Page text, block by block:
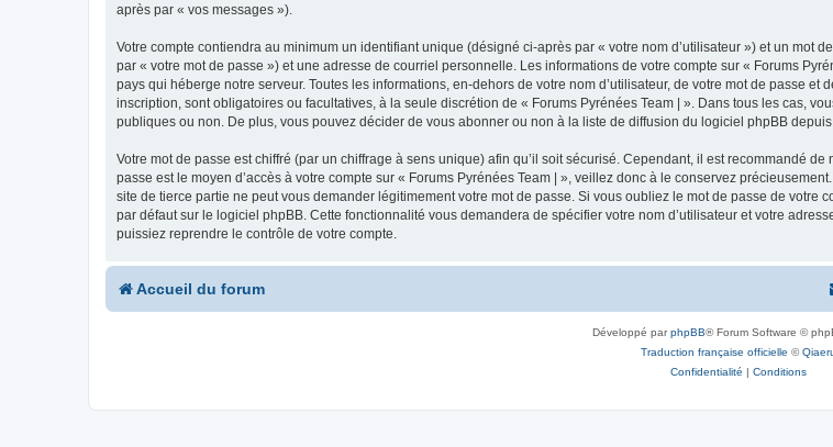
après par « vos messages »).
Votre compte contiendra au minimum un identifiant unique (désigné ci-après par « votre nom d’utilisateur ») et un mot
par « votre mot de passe ») et une adresse de courriel personnelle. Les informations de votre compte sur « Forums
pays qui héberge notre serveur. Toutes les informations, en-dehors de votre nom d’utilisateur, de votre mot de passe
inscription, sont obligatoires ou facultatives, à la seule discrétion de « Forums Pyrénées Team | ». Dans tous les cas,
publiques ou non. De plus, vous pouvez décider de vous abonner ou non à la liste de diffusion du logiciel phpBB
Votre mot de passe est chiffré (par un chiffrage à sens unique) afin qu’il soit sécurisé. Cependant, il est recommandé
passe est le moyen d’accès à votre compte sur « Forums Pyrénées Team | », veillez donc à le conservez
site de tierce partie ne peut vous demander légitimement votre mot de passe. Si vous oubliez le mot de passe de votre
par défaut sur le logiciel phpBB. Cette fonctionnalité vous demandera de spécifier votre nom d’utilisateur et votre
puissiez reprendre le contrôle de votre compte.
Accueil du forum
Développé parphpBB® Forum Software ©
Traduction française officielle ©
Confidentialité | Conditions